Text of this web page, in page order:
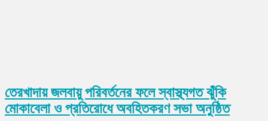
তেরখাদায় জলবায়ু পরিবর্তনের ফলে স্বাস্থ্যগত ঝুঁকি
মোকাবেলা ও প্রতিরোধে অবহিতকরণ সভা অনুষ্ঠিত